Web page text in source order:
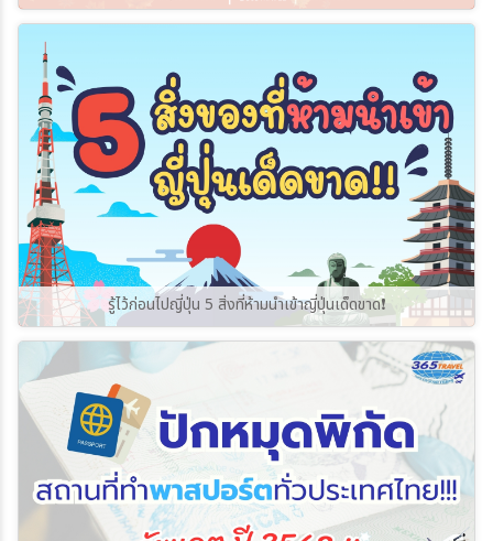
รู้ไว้ก่อนไปญี่ปุ่น 5 สิ่งที่ห้ามนำเข้าญี่ปุ่นเด็ดขาด❗️